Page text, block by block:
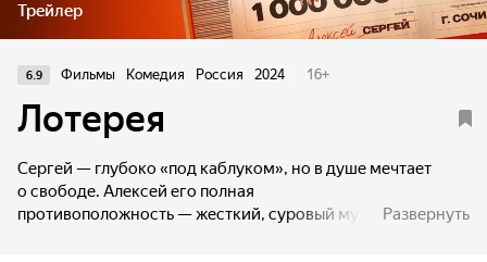
Трейлер
6.9 Фильмы Комедия Россия 2024 16+
Лотерея
Сергей — глубоко «под каблуком», но в душе мечтает
о свободе. Алексей его полная
противоположность — жесткий, суровый мужик, который
Развернуть